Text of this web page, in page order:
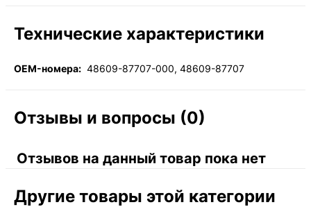
Технические характеристики
OEM-номера: 48609-87707-000, 48609-87707
Отзывы и вопросы (0)
Отзывов на данный товар пока нет
Другие товары этой категории